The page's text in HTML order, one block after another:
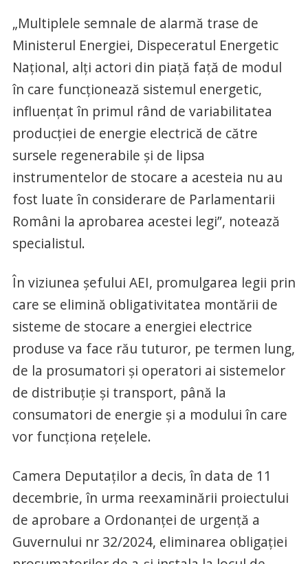
„Multiplele semnale de alarmă trase de
Ministerul Energiei, Dispeceratul Energetic
Naţional, alţi actori din piaţă faţă de modul
în care funcţionează sistemul energetic,
influenţat în primul rând de variabilitatea
producţiei de energie electrică de către
sursele regenerabile şi de lipsa
instrumentelor de stocare a acesteia nu au
fost luate în considerare de Parlamentarii
Români la aprobarea acestei legi”, notează
specialistul.
În viziunea şefului AEI, promulgarea legii prin
care se elimină obligativitatea montării de
sisteme de stocare a energiei electrice
produse va face rău tuturor, pe termen lung,
de la prosumatori şi operatori ai sistemelor
de distribuţie şi transport, până la
consumatori de energie şi a modului în care
vor funcţiona reţelele.
Camera Deputaţilor a decis, în data de 11
decembrie, în urma reexaminării proiectului
de aprobare a Ordonanţei de urgenţă a
Guvernului nr 32/2024, eliminarea obligaţiei